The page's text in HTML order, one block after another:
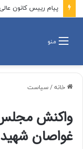
منو
خانه /سیاست
واکنش
غواصان شهید